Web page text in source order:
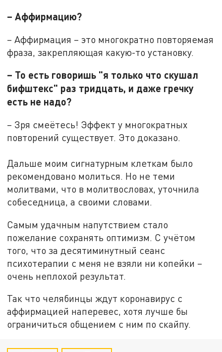
– Аффирмацию?
– Аффирмация – это многократно повторяемая
фраза, закрепляющая какую-то установку.
– То есть говоришь "я только что скушал
бифштекс" раз тридцать, и даже гречку
есть не надо?
– Зря смеётесь! Эффект у многократных
повторений существует. Это доказано.
Дальше моим сигнатурным клеткам было
рекомендовано молиться. Но не теми
молитвами, что в молитвословах, уточнила
собеседница, а своими словами.
Самым удачным напутствием стало
пожелание сохранять оптимизм. С учётом
того, что за десятиминутный сеанс
психотерапии с меня не взяли ни копейки –
очень неплохой результат.
Так что челябинцы ждут коронавирус с
аффирмацией наперевес, хотя лучше бы
ограничиться общением с ним по скайпу.